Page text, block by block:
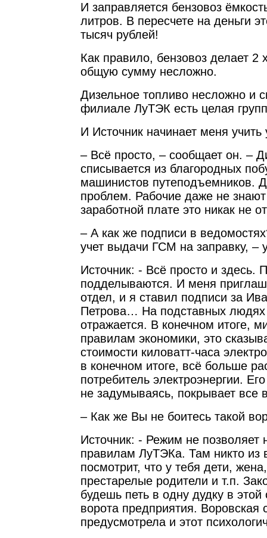
И заправляется бензовоз
литров. В пересчете на деньги
тысяч рублей!
Как правило, бензовоз делает 2
общую сумму несложно.
Дизельное топливо несложно и
филиале ЛуТЭК есть целая
И Источник начинает меня учить
– Всё просто, – сообщает он. –
списывается из благородных
машинистов путеподъемников.
проблем. Рабочие даже не
заработной плате это никак не
– А как же подписи в
учет выдачи ГСМ на заправку, –
Источник: - Всё просто и здесь.
подделываются. И меня
отдел, и я ставил подписи за
Петрова… На подставных людях
отражается. В конечном итоге,
правилам экономики, это
стоимости киловатт-часа
в конечном итоге, всё больше
потребитель электроэнергии.
не задумываясь, покрывает все
– Как же Вы не боитесь такой
Источник: - Режим не позволяет
правилам ЛуТЭКа. Там никто из
посмотрит, что у тебя дети,
престарелые родители и т.п.
будешь петь в одну дудку в
ворота предприятия. Воровская
предусмотрела и этот